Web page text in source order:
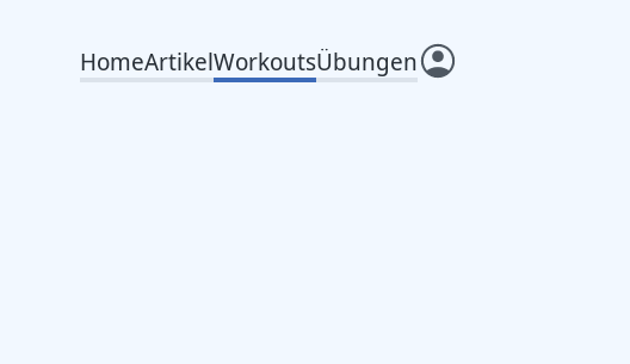
HomeArtikelWorkoutsÜbungen